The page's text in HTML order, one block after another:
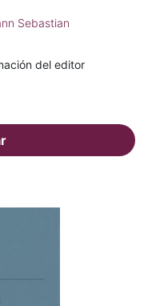
Sebastian
del editor